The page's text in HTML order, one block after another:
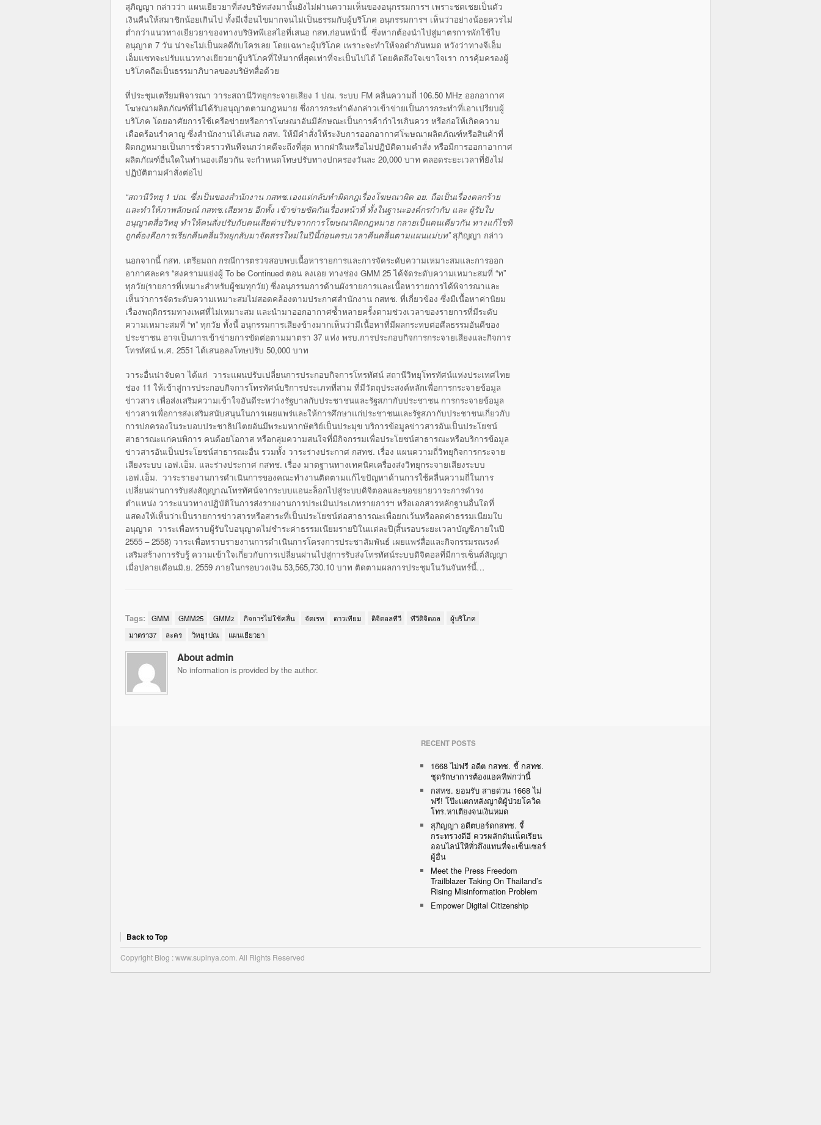
สุภิญญา กล่าวว่า แผนเยียวยาที่ส่งบริษัทส่งมานั้นยังไม่ผ่านความเห็นของอนุกรรมการฯ เพราะชดเชยเป็นตัว
เงินคืนให้สมาชิกน้อยเกินไป ทั้งมีเงื่อนไขมากจนไม่เป็นธรรมกับผู้บริโภค อนุกรรมการฯ เห็นว่าอย่างน้อยควรไม่
ต่ำกว่าแนวทางเยียวยาของทางบริษัทพีเอสไอที่เสนอ กสท.ก่อนหน้านี้ ซึ่งหากต้องนำไปสู่มาตรการพักใช้ใบ
อนุญาต 7 วัน น่าจะไม่เป็นผลดีกับใครเลย โดยเฉพาะผู้บริโภค เพราะจะทำให้จอดำกันหมด หวังว่าทางจีเอ็ม
เอ็มแซทจะปรับแนวทางเยียวยาผู้บริโภคที่ให้มากที่สุดเท่าที่จะเป็นไปได้ โดยคิดถึงใจเขาใจเรา การคุ้มครองผู้
บริโภคถือเป็นธรรมาภิบาลของบริษัทสื่อด้วย
ที่ประชุมเตรียมพิจารณา วาระสถานีวิทยุกระจายเสียง 1 ปณ. ระบบ FM คลื่นความถี่ 106.50 MHz ออกอากาศ
โฆษณาผลิตภัณฑ์ที่ไม่ได้รับอนุญาตตามกฎหมาย ซึ่งการกระทำดังกล่าวเข้าข่ายเป็นการกระทำที่เอาเปรียบผู้
บริโภค โดยอาศัยการใช้เครือข่ายหรือการโฆษณาอันมีลักษณะเป็นการค้ากำไรเกินควร หรือก่อให้เกิดความ
เดือดร้อนรำคาญ ซึ่งสำนักงานได้เสนอ กสท. ให้มีคำสั่งให้ระงับการออกอากาศโฆษณาผลิตภัณฑ์หรือสินค้าที่
ผิดกฎหมายเป็นการชั่วคราวทันทีจนกว่าคดีจะถึงที่สุด หากฝ่าฝืนหรือไม่ปฏิบัติตามคำสั่ง หรือมีการออกาอากาศ
ผลิตภัณฑ์อื่นใดในทำนองเดียวกัน จะกำหนดโทษปรับทางปกครองวันละ 20,000 บาท ตลอดระยะเวลาที่ยังไม่
ปฏิบัติตามคำสั่งต่อไป
“สถานีวิทยุ 1 ปณ. ซึ่งเป็นของสำนักงาน กสทช.เองแต่กลับทำผิดกฎเรื่องโฆษณาผิด อย. ถือเป็นเรื่องตลกร้าย
และทำให้ภาพลักษณ์ กสทช.เสียหาย อีกทั้ง เข้าข่ายขัดกันเรื่องหน้าที่ ทั้งในฐานะองค์กรกำกับ และ ผู้รับใบ
อนุญาตสื่อวิทยุ ทำให้คนสั่งปรับกับคนเสียค่าปรับจากการโฆษณาผิดกฎหมาย กลายเป็นคนเดียวกัน ทางแก้ไขที่
ถูกต้องคือการเรียกคืนคลื่นวิทยุกลับมาจัดสรรใหม่ในปีนี้ก่อนครบเวลาคืนคลื่นตามแผนแม่บท”สุภิญญา กล่าว
นอกจากนี้ กสท. เตรียมถก กรณีการตรวจสอบพบเนื้อหารายการและการจัดระดับความเหมาะสมและการออก
อากาศละคร “สงครามแย่งผู้ To be Continued ตอน ลงเอย ทางช่อง GMM 25 ได้จัดระดับความเหมาะสมที่ “ท”
ทุกวัย(รายการที่เหมาะสำหรับผู้ชมทุกวัย) ซึ่งอนุกรรมการด้านผังรายการและเนื้อหารายการได้พิจารณาและ
เห็นว่าการจัดระดับความเหมาะสมไม่สอดคล้องตามประกาศสำนักงาน กสทช. ที่เกี่ยวข้อง ซึ่งมีเนื้อหาค่านิยม
เรื่องพฤติกรรมทางเพศที่ไม่เหมาะสม และนำมาออกอากาศซ้ำหลายครั้งตามช่วงเวลาของรายการที่มีระดับ
ความเหมาะสมที่ “ท” ทุกวัย ทั้งนี้ อนุกรรมการเสียงข้างมากเห็นว่ามีเนื้อหาที่มีผลกระทบต่อศีลธรรมอันดีของ
ประชาชน อาจเป็นการเข้าข่ายการขัดต่อตามมาตรา 37 แห่ง พรบ.การประกอบกิจการกระจายเสียงและกิจการ
โทรทัศน์ พ.ศ. 2551 ได้เสนอลงโทษปรับ 50,000 บาท
วาระอื่นน่าจับตา ได้แก่ วาระแผนปรับเปลี่ยนการประกอบกิจการโทรทัศน์ สถานีวิทยุโทรทัศน์แห่งประเทศไทย
ช่อง 11 ให้เข้าสู่การประกอบกิจการโทรทัศน์บริการประเภทที่สาม ที่มีวัตถุประสงค์หลักเพื่อการกระจายข้อมูล
ข่าวสาร เพื่อส่งเสริมความเข้าใจอันดีระหว่างรัฐบาลกับประชาชนและรัฐสภากับประชาชน การกระจายข้อมูล
ข่าวสารเพื่อการส่งเสริมสนับสนุนในการเผยแพร่และให้การศึกษาแก่ประชาชนและรัฐสภากับประชาชนเกี่ยวกับ
การปกครองในระบอบประชาธิปไตยอันมีพระมหากษัตริย์เป็นประมุข บริการข้อมูลข่าวสารอันเป็นประโยชน์
สาธารณะแก่คนพิการ คนด้อยโอกาส หรือกลุ่มความสนใจที่มีกิจกรรมเพื่อประโยชน์สาธารณะหรือบริการข้อมูล
ข่าวสารอันเป็นประโยชน์สาธารณะอื่น รวมทั้ง วาระร่างประกาศ กสทช. เรื่อง แผนความถี่วิทยุกิจการกระจาย
เสียงระบบ เอฟ.เอ็ม. และร่างประกาศ กสทช. เรื่อง มาตฐานทางเทคนิคเครื่องส่งวิทยุกระจายเสียงระบบ
เอฟ.เอ็ม. วาระรายงานการดำเนินการของคณะทำงานติดตามแก้ไขปัญหาด้านการใช้คลื่นความถี่ในการ
เปลี่ยนผ่านการรับส่งสัญญาณโทรทัศน์จากระบบแอนะล็อกไปสู่ระบบดิจิตอลและขอขยายวาระการดำรง
ตำแหน่ง วาระแนวทางปฏิบัติในการส่งรายงานการประเมินประเภทรายการฯ หรือเอกสารหลักฐานอื่นใดที่
แสดงให้เห็นว่าเป็นรายการข่าวสารหรือสาระที่เป็นประโยชน์ต่อสาธารณะเพื่อยกเว้นหรือลดค่าธรรมเนียมใบ
อนุญาต วาระเพื่อทราบผู้รับใบอนุญาตไม่ชำระค่าธรรมเนียมรายปีในแต่ละปี(สิ้นรอบระยะเวลาบัญชีภายในปี
2555 – 2558) วาระเพื่อทราบรายงานการดำเนินการโครงการประชาสัมพันธ์ เผยแพร่สื่อและกิจกรรมรณรงค์
เสริมสร้างการรับรู้ ความเข้าใจเกี่ยวกับการเปลี่ยนผ่านไปสู่การรับส่งโทรทัศน์ระบบดิจิตอลที่มีการเซ็นต์สัญญา
เมื่อปลายเดือนมิ.ย. 2559 ภายในกรอบวงเงิน 53,565,730.10 บาท ติดตามผลการประชุมในวันจันทร์นี้…
Tags: GMM GMM25 GMMz กิจการไม่ใช้คลื่น จัดเรท ดาวเทียม ดิจิตอลทีวี ทีวีดิจิตอล
ผู้บริโภค
มาตรา37
ละคร วิทยุ1ปณ แผนเยียวยา
About admin
No information is provided by the author.
RECENT POSTS
1668 ไม่ฟรี อดีต กสทช. ชี้ กสทช.
ชุดรักษาการต้องแอคทีฟกว่านี้
กสทช. ยอมรับ สายด่วน 1668 ไม่
ฟรี! โป๊ะแตกหลังญาติผู้ป่วยโควิด
โทร.หาเตียงจนเงินหมด
สุภิญญา อดีตบอร์ดกสทช. จี้
กระทรวงดีอี ควรผลักดันเน็ตเรียน
ออนไลน์ให้ทั่วถึงแทนที่จะเซ็นเซอร์
ผู้อื่น
Meet the Press Freedom
Trailblazer Taking On Thailand’s
Rising Misinformation Problem
Empower Digital Citizenship
Back to Top
Copyright Blog : www.supinya.com. All Rights Reserved